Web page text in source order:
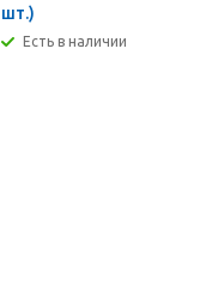
шт.)
Есть в наличии